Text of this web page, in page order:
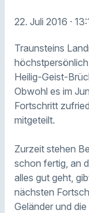
22. Juli 2016 ·
Traunsteins
Heilig-Geist-
Obwohl es im
Fortschritt
mitgeteilt.
Zurzeit stehen
schon fertig, an
alles gut geht,
nächsten
Geländer und